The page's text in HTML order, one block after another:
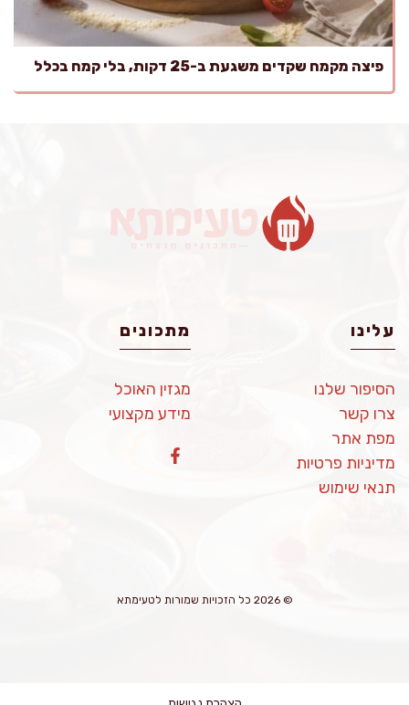
פיצה מקמח שקדים משגעת ב-25 דקות, בלי קמח בכלל
עלינו
הסיפור שלנו
צרו קשר
מפת אתר
מדיניות פרטיות
תנאי שימוש
מתכונים
מגזין האוכל
מידע מקצועי
© 2026 כל הזכויות שמורות לטעימתא